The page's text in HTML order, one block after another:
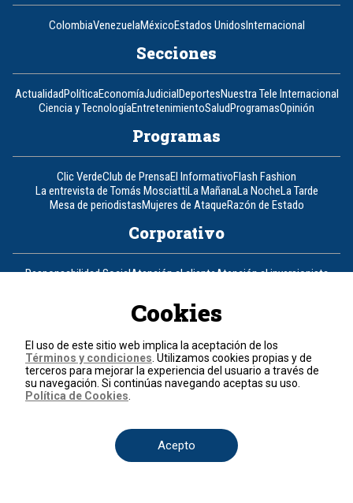
ColombiaVenezuelaMéxicoEstados UnidosInternacional
Secciones
ActualidadPolíticaEconomíaJudicialDeportesNuestra Tele Internacional
Ciencia y TecnologíaEntretenimientoSaludProgramasOpinión
Programas
Clic VerdeClub de PrensaEl InformativoFlash Fashion
La entrevista de Tomás MosciattiLa MañanaLa NocheLa Tarde
Mesa de periodistasMujeres de AtaqueRazón de Estado
Corporativo
Responsabilidad SocialAtención al clienteAtención al inversionista
Ventas Internacionales
Línea Ética
Canal RCNNoticias RCNRCN RadioLa RepúblicaRCN Comerciales
Nuestra Tele InternacionalNovelasFidesTDT
Un producto de RCN Televisión
Contáctenos
Cookies
El uso de este sitio web implica la aceptación de los
Términos y condiciones . Utilizamos cookies propias y de
terceros para mejorar la experiencia del usuario a través de
su navegación. Si continúas navegando aceptas su uso.
Política de Cookies
Acepto